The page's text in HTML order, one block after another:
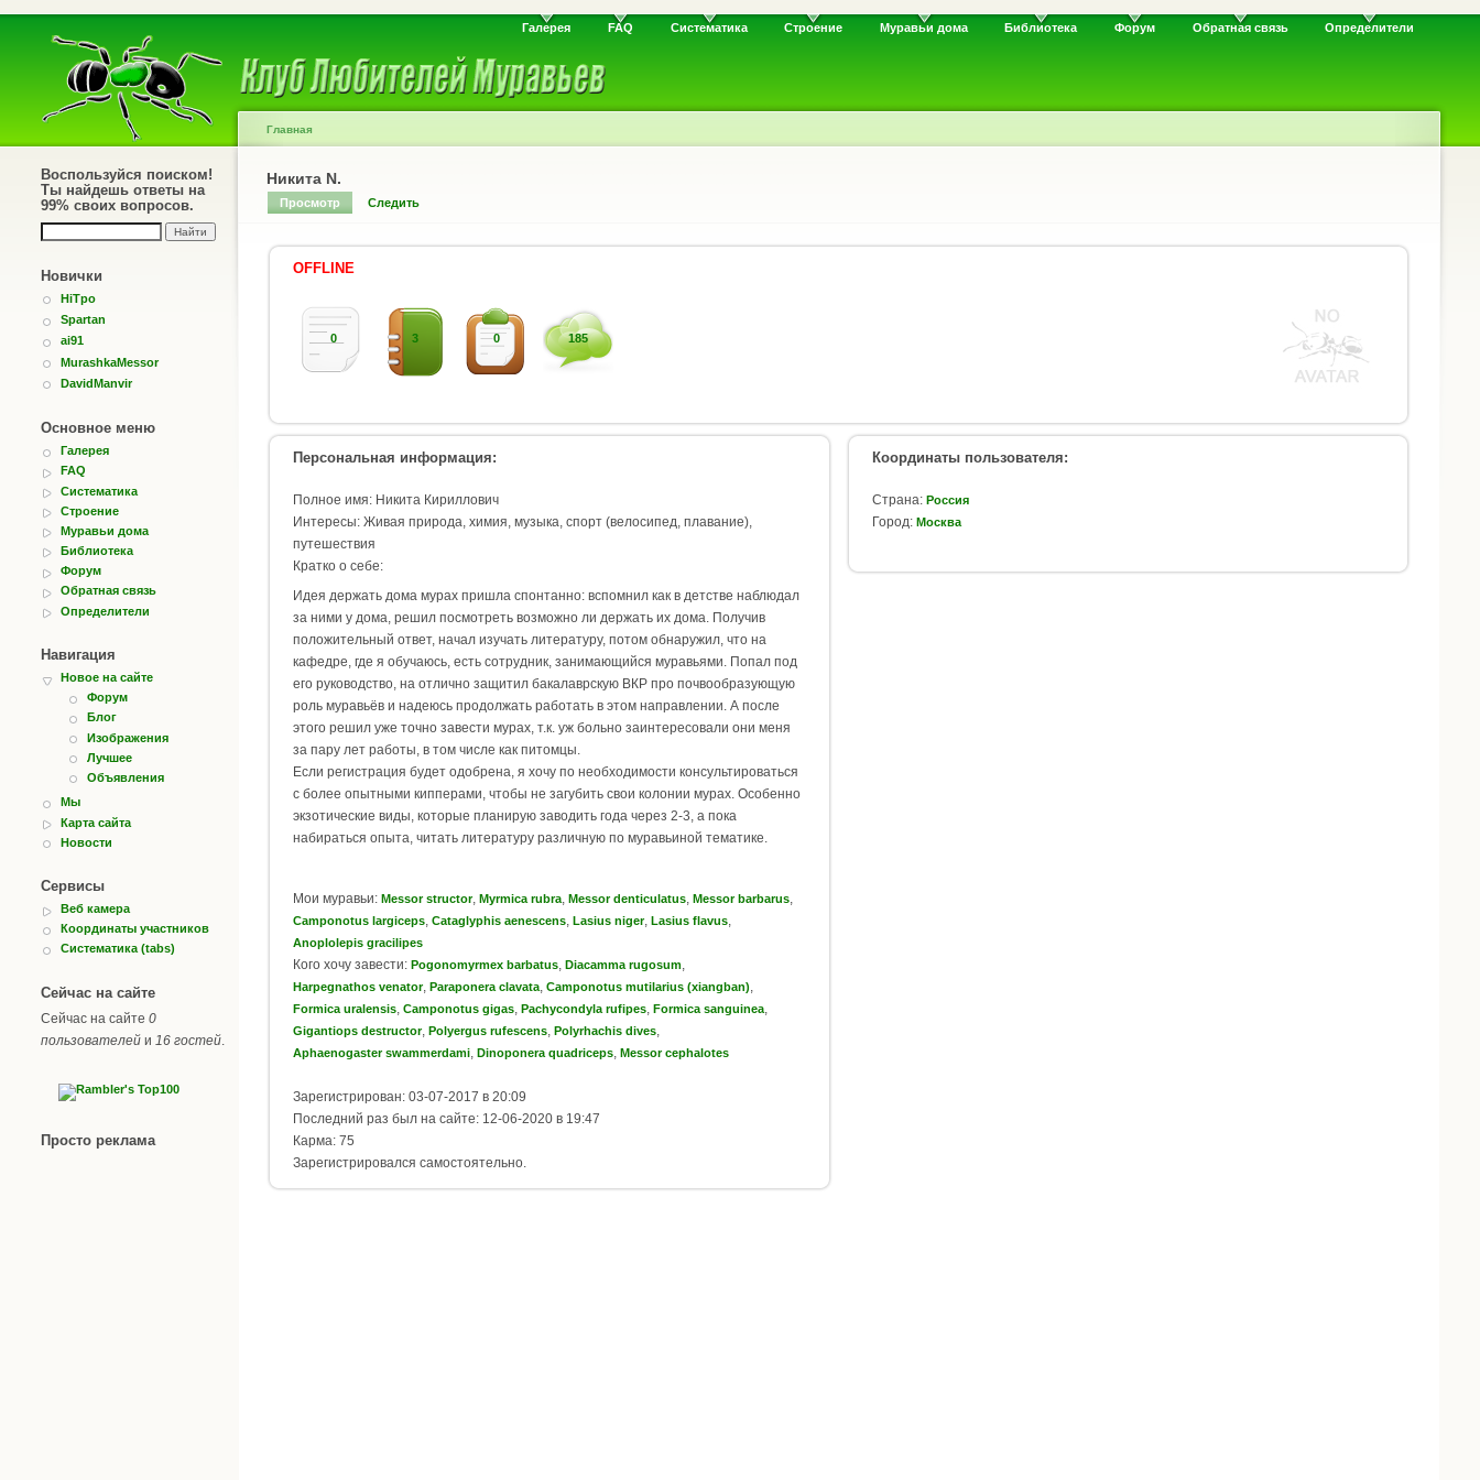
Галерея FAQ Систематика Строение Муравьи дома Библиотека Форум Обратная связь Определители
Воспользуйся поиском!
Ты найдешь ответы на
99% своих вопросов.
Новички
HiTpo
Spartan
ai91
MurashkaMessor
DavidManvir
Основное меню
Галерея
FAQ
Систематика
Строение
Муравьи дома
Библиотека
Форум
Обратная связь
Определители
Навигация
Новое на сайте
Форум
Блог
Изображения
Лучшее
Объявления
Мы
Карта сайта
Новости
Сервисы
Веб камера
Координаты участников
Систематика (tabs)
Сейчас на сайте
Сейчас на сайте 0
пользователей и 16 гостей.
Просто реклама
Главная
Никита N.
Просмотр Следить
OFFLINE
0 3 0 185
Персональная информация:
Полное имя: Никита Кириллович
Интересы: Живая природа, химия, музыка, спорт (велосипед, плавание),
путешествия
Кратко о себе:
Идея держать дома мурах пришла спонтанно: вспомнил как в детстве наблюдал
за ними у дома, решил посмотреть возможно ли держать их дома. Получив
положительный ответ, начал изучать литературу, потом обнаружил, что на
кафедре, где я обучаюсь, есть сотрудник, занимающийся муравьями. Попал под
его руководство, на отлично защитил бакалаврскую ВКР про почвообразующую
роль муравьёв и надеюсь продолжать работать в этом направлении. А после
этого решил уже точно завести мурах, т.к. уж больно заинтересовали они меня
за пару лет работы, в том числе как питомцы.
Если регистрация будет одобрена, я хочу по необходимости консультироваться
с более опытными кипперами, чтобы не загубить свои колонии мурах. Особенно
экзотические виды, которые планирую заводить года через 2-3, а пока
набираться опыта, читать литературу различную по муравьиной тематике.
Мои муравьи: Messor structor, Myrmica rubra Messor denticulatus Messor barbarus
Camponotus largiceps Cataglyphis aenescens Lasius niger, Lasius flavus
Anoplolepis gracilipes
Кого хочу завести: Pogonomyrmex barbatus Diacamma rugosum
Harpegnathos venator, Paraponera clavata Camponotus mutilarius (xiangban)
Formica uralensis Camponotus gigas Pachycondyla rufipes Formica sanguinea
Gigantiops destructor, Polyergus rufescens Polyrhachis dives
Aphaenogaster swammerdami Dinoponera quadriceps Messor cephalotes
Зарегистрирован: 03-07-2017 в 20:09
Последний раз был на сайте: 12-06-2020 в 19:47
Карма: 75
Зарегистрировался самостоятельно.
Координаты пользователя:
Страна: Россия
Город: Москва